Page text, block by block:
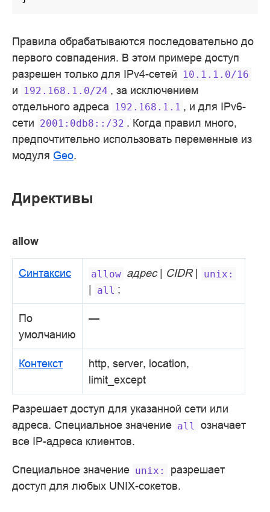
Правила обрабатываются последовательно до
первого совпадения. В этом примере доступ
разрешен только для IPv4-сетей
10.1.1.0/16
и 192.168.1.0/24 , за исключением
отдельного адреса
192.168.1.1 , и для IPv6-
сети 2001:0db8::/32 . Когда правил много,
предпочтительно использовать переменные из
модуля Geo.
Директивы
allow
Синтаксис allow адрес| CIDR| unix:
| all ;
По
умолчанию
—
Контекст
http, server, location,
limit_except
Разрешает доступ для указанной сети или
адреса. Специальное значение all
означает
все IP-адреса клиентов.
Специальное значение unix:
разрешает
доступ для любых UNIX-сокетов.